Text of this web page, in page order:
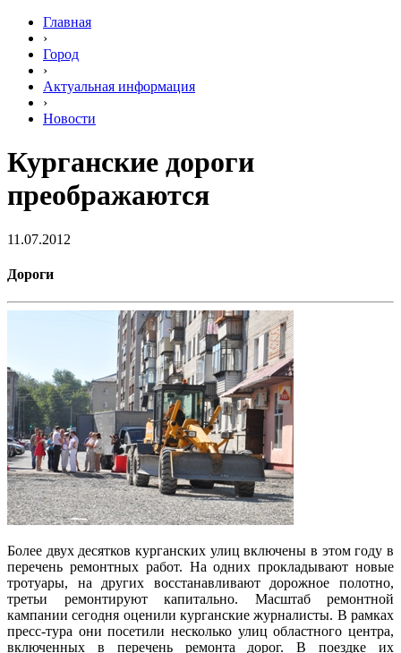
Главная
›
Город
›
Актуальная информация
›
Новости
Курганские дороги
преображаются
11.07.2012
Дороги
Более двух десятков курганских улиц включены в этом году в
перечень ремонтных работ. На одних прокладывают новые
тротуары, на других восстанавливают дорожное полотно,
третьи ремонтируют капитально. Масштаб ремонтной
кампании сегодня оценили курганские журналисты. В рамках
пресс-тура они посетили несколько улиц областного центра,
включенных в перечень ремонта дорог. В поездке их